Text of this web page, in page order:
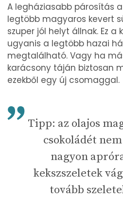
A legháziasabb párosítás
legtöbb magyaros kevert
szuper jól helyt állnak. Ez
ugyanis a legtöbb hazai
megtalálható. Vagy ha
karácsony táján biztosan
ezekből egy új csomaggal.
Tipp: az olajos
csokoládét
nagyon
kekszszeletek
tovább